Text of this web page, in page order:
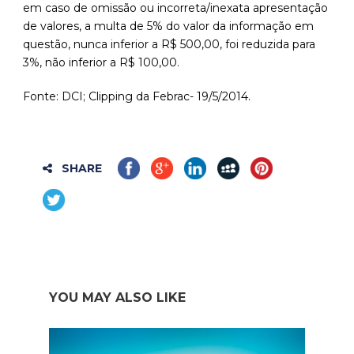
em caso de omissão ou incorreta/inexata apresentação
de valores, a multa de 5% do valor da informação em
questão, nunca inferior a R$ 500,00, foi reduzida para
3%, não inferior a R$ 100,00.
Fonte: DCI; Clipping da Febrac- 19/5/2014.
SHARE
YOU MAY ALSO LIKE